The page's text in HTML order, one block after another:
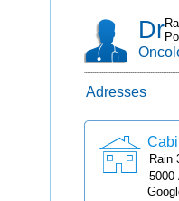
de
Dr
Adresses
Rain
5000